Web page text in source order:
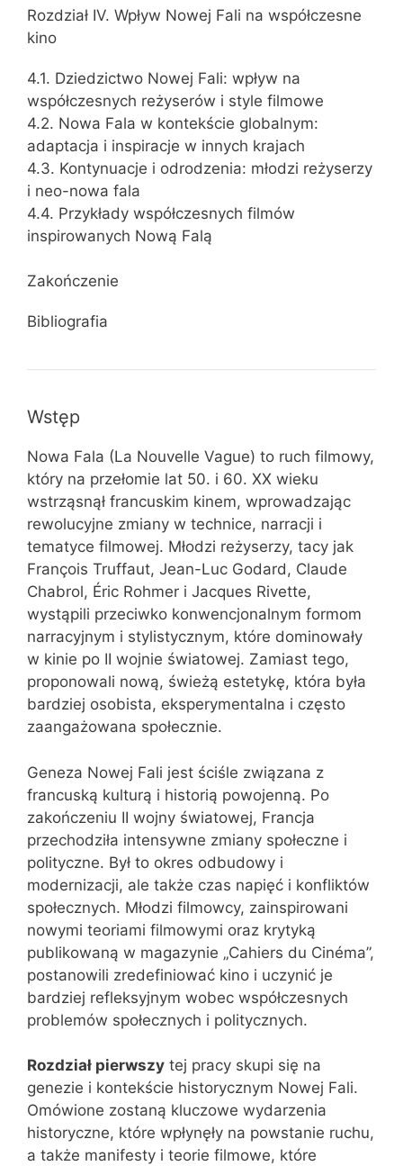
Rozdział IV. Wpływ Nowej Fali na współczesne
kino
4.1. Dziedzictwo Nowej Fali: wpływ na
współczesnych reżyserów i style filmowe
4.2. Nowa Fala w kontekście globalnym:
adaptacja i inspiracje w innych krajach
4.3. Kontynuacje i odrodzenia: młodzi reżyserzy
i neo-nowa fala
4.4. Przykłady współczesnych filmów
inspirowanych Nową Falą
Zakończenie
Bibliografia
Wstęp
Nowa Fala (La Nouvelle Vague) to ruch filmowy,
który na przełomie lat 50. i 60. XX wieku
wstrząsnął francuskim kinem, wprowadzając
rewolucyjne zmiany w technice, narracji i
tematyce filmowej. Młodzi reżyserzy, tacy jak
François Truffaut, Jean-Luc Godard, Claude
Chabrol, Éric Rohmer i Jacques Rivette,
wystąpili przeciwko konwencjonalnym formom
narracyjnym i stylistycznym, które dominowały
w kinie po II wojnie światowej. Zamiast tego,
proponowali nową, świeżą estetykę, która była
bardziej osobista, eksperymentalna i często
zaangażowana społecznie.
Geneza Nowej Fali jest ściśle związana z
francuską kulturą i historią powojenną. Po
zakończeniu II wojny światowej, Francja
przechodziła intensywne zmiany społeczne i
polityczne. Był to okres odbudowy i
modernizacji, ale także czas napięć i konfliktów
społecznych. Młodzi filmowcy, zainspirowani
nowymi teoriami filmowymi oraz krytyką
publikowaną w magazynie „Cahiers du Cinéma”,
postanowili zredefiniować kino i uczynić je
bardziej refleksyjnym wobec współczesnych
problemów społecznych i politycznych.
Rozdział pierwszy tej pracy skupi się na
genezie i kontekście historycznym Nowej Fali.
Omówione zostaną kluczowe wydarzenia
historyczne, które wpłynęły na powstanie ruchu,
a także manifesty i teorie filmowe, które